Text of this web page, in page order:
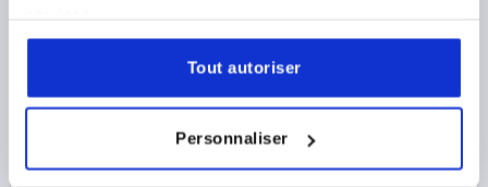
Tout autoriser
Personnaliser
CAPACITÉ DE CHARGE MAX. EN KN=55